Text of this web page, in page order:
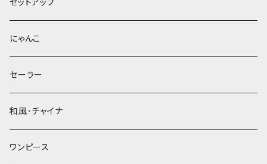
セットアップ
にゃんこ
セーラー
和風･チャイナ
ワンピース